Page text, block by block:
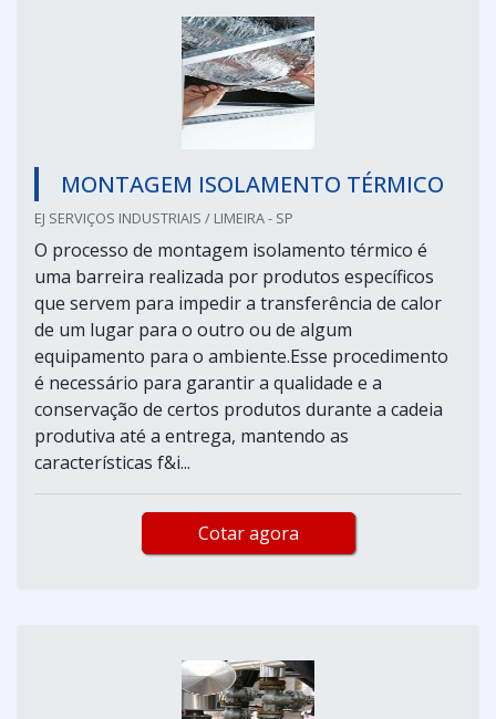
MONTAGEM ISOLAMENTO TÉRMICO
EJ SERVIÇOS INDUSTRIAIS / LIMEIRA - SP
O processo de montagem isolamento térmico é
uma barreira realizada por produtos específicos
que servem para impedir a transferência de calor
de um lugar para o outro ou de algum
equipamento para o ambiente.Esse procedimento
é necessário para garantir a qualidade e a
conservação de certos produtos durante a cadeia
produtiva até a entrega, mantendo as
características f&i...
Cotar agora